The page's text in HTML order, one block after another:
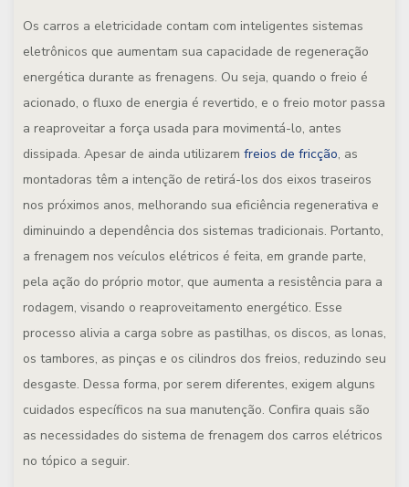
Os carros a eletricidade contam com inteligentes sistemas
eletrônicos que aumentam sua capacidade de regeneração
energética durante as frenagens. Ou seja, quando o freio é
acionado, o fluxo de energia é revertido, e o freio motor passa
a reaproveitar a força usada para movimentá-lo, antes
dissipada. Apesar de ainda utilizarem freios de fricção, as
montadoras têm a intenção de retirá-los dos eixos traseiros
nos próximos anos, melhorando sua eficiência regenerativa e
diminuindo a dependência dos sistemas tradicionais. Portanto,
a frenagem nos veículos elétricos é feita, em grande parte,
pela ação do próprio motor, que aumenta a resistência para a
rodagem, visando o reaproveitamento energético. Esse
processo alivia a carga sobre as pastilhas, os discos, as lonas,
os tambores, as pinças e os cilindros dos freios, reduzindo seu
desgaste. Dessa forma, por serem diferentes, exigem alguns
cuidados específicos na sua manutenção. Confira quais são
as necessidades do sistema de frenagem dos carros elétricos
no tópico a seguir.